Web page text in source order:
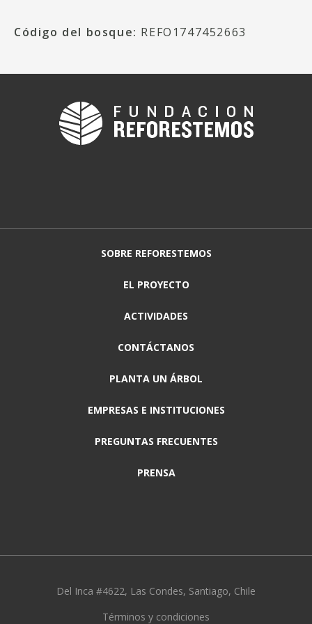
Código del bosque: REFO1747452663
SOBRE REFORESTEMOS
EL PROYECTO
ACTIVIDADES
CONTÁCTANOS
PLANTA UN ÁRBOL
EMPRESAS E INSTITUCIONES
PREGUNTAS FRECUENTES
PRENSA
Del Inca #4622, Las Condes, Santiago, Chile
Términos y condiciones